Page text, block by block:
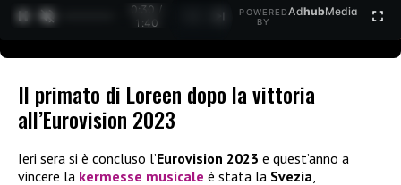
0:31 /
1:40
POWERED
BY
AdhubMedia
Il primato di Loreen dopo la vittoria
all’Eurovision 2023
Ieri sera si è concluso l’Eurovision 2023 e quest’anno a
vincere la kermesse musicale è stata la Svezia,